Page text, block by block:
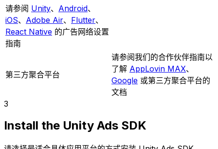
请参阅 Unity、 Android、
iOS、 Adobe Air、 Flutter、
React Native 的广告网络设置
指南
第三方聚合平台
请参阅我们的合作伙伴指南以
了解 AppLovin MAX、
Google 或第三方聚合平台的
文档
3
Install the Unity Ads SDK